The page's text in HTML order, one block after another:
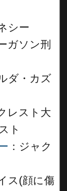
シー
ガソン刑
ダ・カズ
レスト大
ト
：ジャク
ス(顔に傷